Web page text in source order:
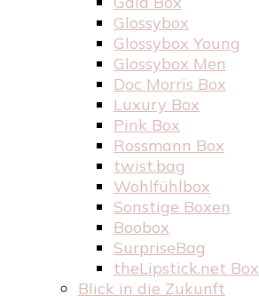
Glossybox
Glossybox Young
Glossybox Men
Doc Morris Box
Luxury Box
Pink Box
Rossmann Box
twist.bag
Wohlfühlbox
Sonstige Boxen
Boobox
SurpriseBag
theLipstick.net Box
Blick in die Zukunft